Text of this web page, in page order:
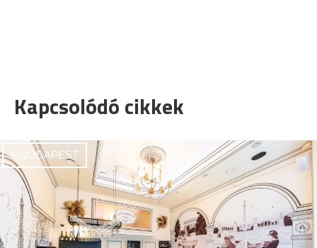
Kapcsolódó cikkek
GOODAPEST